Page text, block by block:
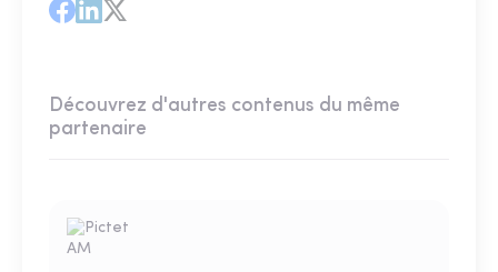
Découvrez d'autres contenus du même
partenaire